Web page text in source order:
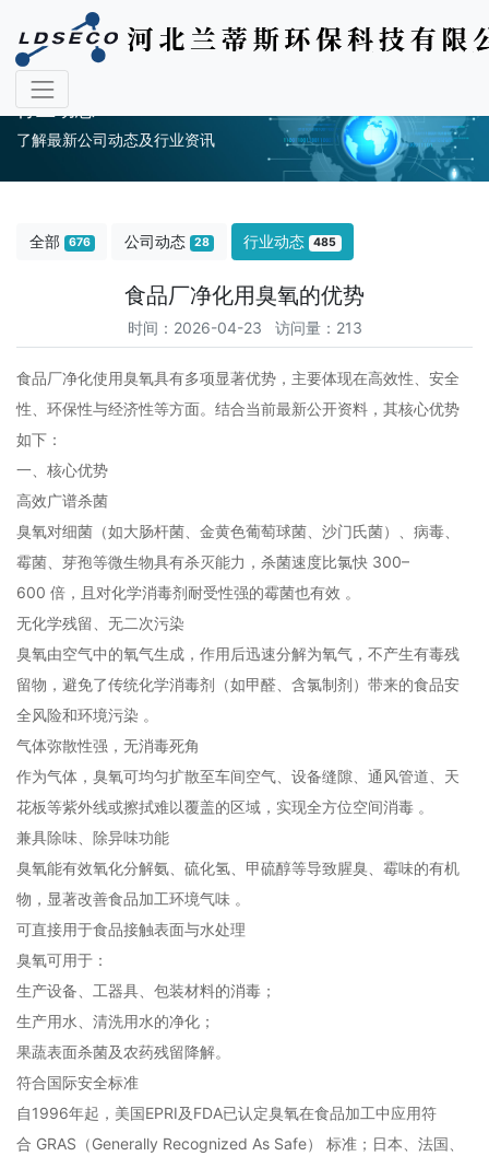
行业动态
了解最新公司动态及行业资讯
全部 676 公司动态 28 行业动态 485
食品厂净化用臭氧的优势
时间：2026-04-23 访问量：213
食品厂净化使用臭氧具有多项显著优势，主要体现在‌高效性、安全
性、环保性与经济性‌等方面。结合当前最新公开资料，其核心优势
如下：
‌一、核心优势‌
‌高效广谱杀菌‌
臭氧对细菌（如大肠杆菌、金黄色葡萄球菌、沙门氏菌）、病毒、
霉菌、芽孢等微生物具有杀灭能力，杀菌速度比氯快 ‌300–
600 倍‌，且对化学消毒剂耐受性强的霉菌也有效 ‌。
‌无化学残留、无二次污染‌
臭氧由空气中的氧气生成，作用后迅速分解为氧气，‌不产生有毒残
留物‌，避免了传统化学消毒剂（如甲醛、含氯制剂）带来的食品安
全风险和环境污染 ‌。
‌气体弥散性强，无消毒死角‌
作为气体，臭氧可均匀扩散至车间空气、设备缝隙、通风管道、天
花板等‌紫外线或擦拭难以覆盖的区域‌，实现全方位空间消毒 ‌。
‌兼具除味、除异味功能‌
臭氧能有效氧化分解氨、硫化氢、甲硫醇等导致腥臭、霉味的有机
物，显著改善食品加工环境气味 ‌。
‌可直接用于食品接触表面与水处理‌
臭氧可用于：
生产设备、工器具、包装材料的消毒；
生产用水、清洗用水的净化；
果蔬表面杀菌及‌农药残留降解‌‌。
‌符合国际安全标准‌
自1996年起，美国EPRI及FDA已认定臭氧在食品加工中应用符
合 ‌GRAS（Generally Recognized As Safe）‌ 标准；日本、法国、